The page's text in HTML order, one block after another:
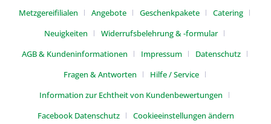
Metzgereifilialen
Angebote Geschenkpakete
Catering
Neuigkeiten
Widerrufsbelehrung & -formular
AGB & Kundeninformationen
Impressum
Datenschutz
Fragen & Antworten
Hilfe / Service
Information zur Echtheit von Kundenbewertungen
Facebook Datenschutz
Cookieeinstellungen ändern